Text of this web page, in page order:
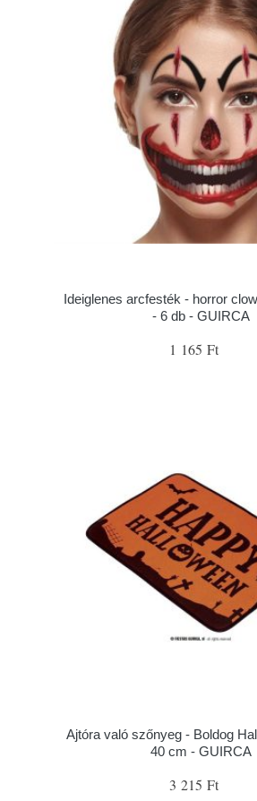
Ideiglenes arcfesték - horror
- 6 db - GUIRCA
1 165 Ft
Ajtóra való szőnyeg - Boldog
40 cm - GUIRCA
3 215 Ft